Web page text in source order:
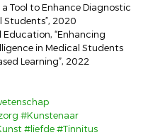
Tool to Enhance Diagnostic
Students”, 2020
Education, “Enhancing
in Medical Students
Learning”, 2022
#Kunstenaar
#liefde#Tinnitus